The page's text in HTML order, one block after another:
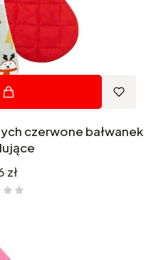
czerwone bałwanek
zł